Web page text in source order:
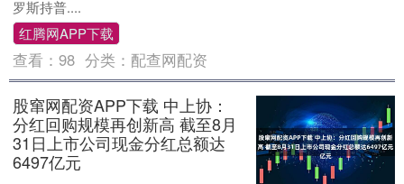
罗斯持普....
红腾网APP下载
查看：98 分类： 配查网配资
股窜网配资APP下载 中上协：
分红回购规模再创新高 截至8月
31日上市公司现金分红总额达
6497亿元